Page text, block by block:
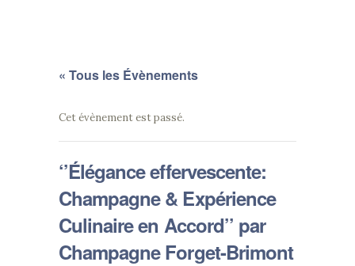
« Tous les Évènements
Cet évènement est passé.
‘’Élégance effervescente:
Champagne & Expérience
Culinaire en Accord’’ par
Champagne Forget-Brimont